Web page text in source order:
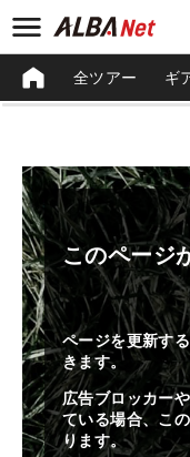
全ツアー ギ
このページ
ページを更新す
きます。
広告ブロッカー
ている場合、こ
ります。